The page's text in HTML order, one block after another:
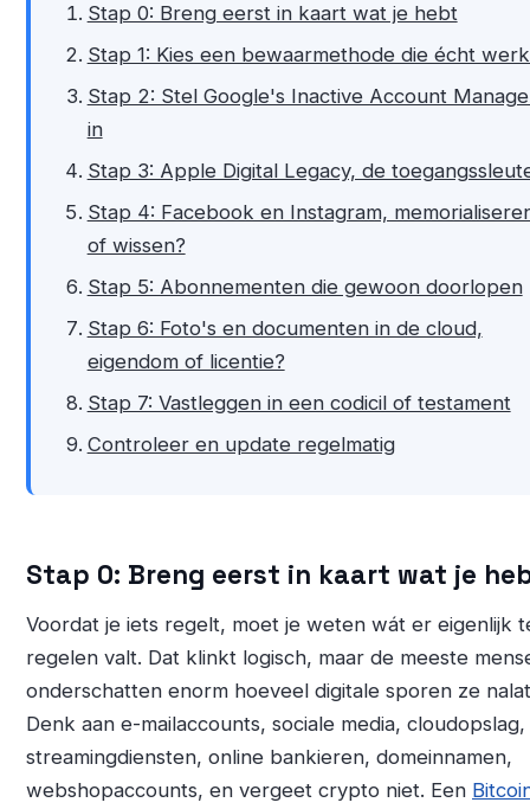
Stap 0: Breng eerst in kaart wat je hebt
Stap 1: Kies een bewaarmethode die écht
Stap 2: Stel Google's Inactive Account
in
Stap 3: Apple Digital Legacy, de
Stap 4: Facebook en Instagram,
of wissen?
Stap 5: Abonnementen die gewoon doorlopen
Stap 6: Foto's en documenten in de cloud,
eigendom of licentie?
Stap 7: Vastleggen in een codicil of testament
Controleer en update regelmatig
Stap 0: Breng eerst in kaart wat je
Voordat je iets regelt, moet je weten wát er eigenlijk
regelen valt. Dat klinkt logisch, maar de meeste
onderschatten enorm hoeveel digitale sporen ze
Denk aan e-mailaccounts, sociale media, cloudopslag,
streamingdiensten, online bankieren, domeinnamen,
webshopaccounts, en vergeet crypto niet. Een